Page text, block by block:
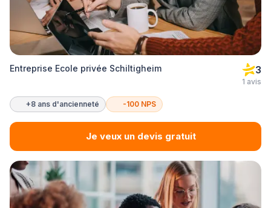
Entreprise Ecole privée Schiltigheim 3
1 avis
+8 ans d'ancienneté -100 NPS
Je veux un devis gratuit